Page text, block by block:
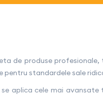
de produse
pentru standardele sale
aplica cele mai